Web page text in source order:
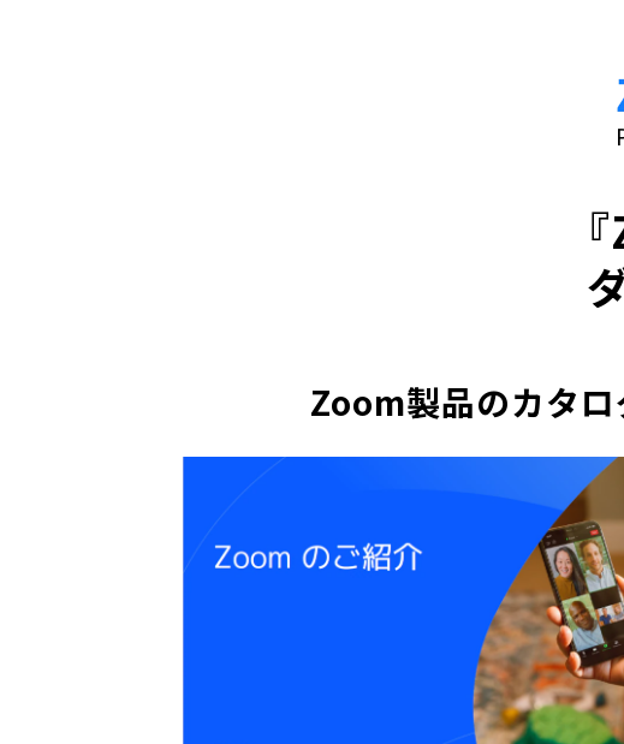
Zoom製品のカタロ